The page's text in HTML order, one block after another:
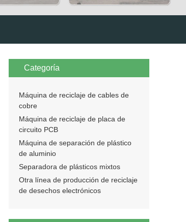
Categoría
Máquina de reciclaje de cables de
cobre
Máquina de reciclaje de placa de
circuito PCB
Máquina de separación de plástico
de aluminio
Separadora de plásticos mixtos
Otra línea de producción de reciclaje
de desechos electrónicos